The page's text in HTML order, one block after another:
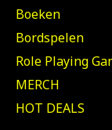
Boeken
Bordspelen
Role Playing
MERCH
HOT DEALS